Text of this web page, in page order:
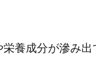
養成分が滲み出